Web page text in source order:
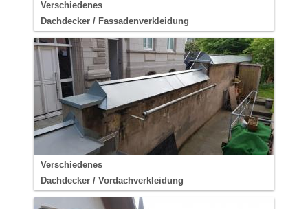
Verschiedenes
Dachdecker / Fassadenverkleidung
Verschiedenes
Dachdecker / Vordachverkleidung